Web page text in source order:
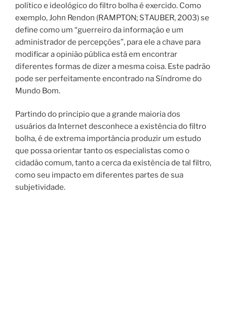
político e ideológico do filtro bolha é exercido. Como
exemplo, John Rendon (RAMPTON; STAUBER, 2003) se
define como um “guerreiro da informação e um
administrador de percepções”, para ele a chave para
modificar a opinião pública está em encontrar
diferentes formas de dizer a mesma coisa. Este padrão
pode ser perfeitamente encontrado na Síndrome do
Mundo Bom.
Partindo do principio que a grande maioria dos
usuários da Internet desconhece a existência do filtro
bolha, é de extrema importância produzir um estudo
que possa orientar tanto os especialistas como o
cidadão comum, tanto a cerca da existência de tal filtro,
como seu impacto em diferentes partes de sua
subjetividade.